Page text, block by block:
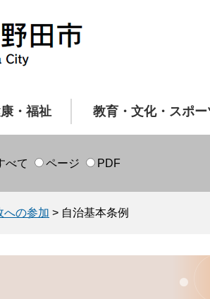
・福祉 教育・文化・スポー
べて ページ PDF
への参加 > 自治基本条例